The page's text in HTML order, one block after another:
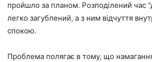
пройшло за планом. Розподілений час
легко загублений, а з ним відчуття
спокою.
Проблема полягає в тому, що